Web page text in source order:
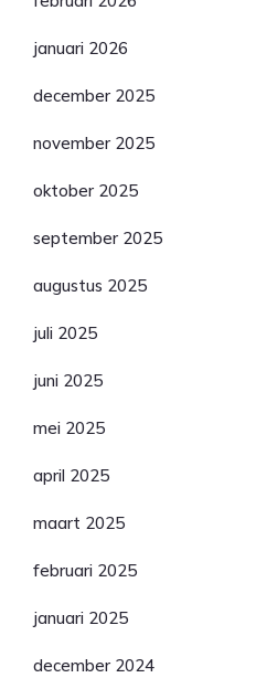
januari 2026
december 2025
november 2025
oktober 2025
september 2025
augustus 2025
juli 2025
juni 2025
mei 2025
april 2025
maart 2025
februari 2025
januari 2025
december 2024